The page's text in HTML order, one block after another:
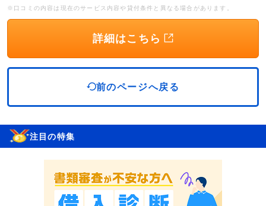
※口コミの内容は現在のサービス内容や貸付条件と異なる場合があります。
詳細はこちら
前のページへ戻る
注目の特集